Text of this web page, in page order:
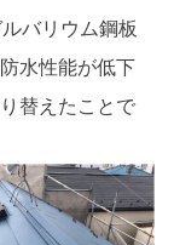
バリウム鋼板
水性能が低下
替えたことで